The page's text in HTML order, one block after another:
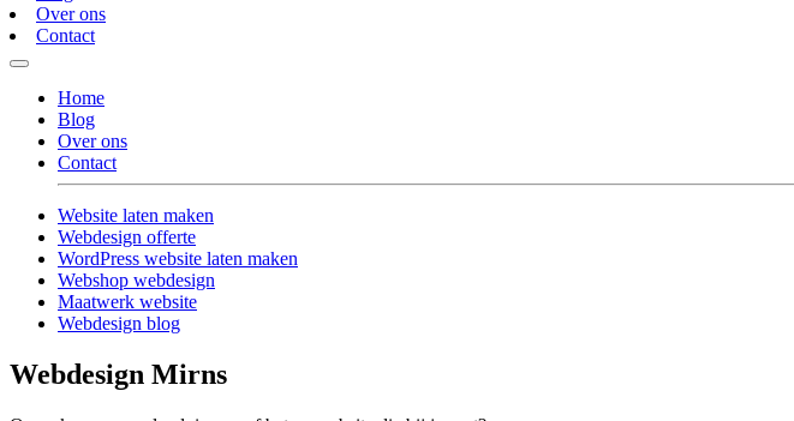
Over ons
Contact
Home
Blog
Over ons
Contact
Website laten maken
Webdesign offerte
WordPress website laten maken
Webshop webdesign
Maatwerk website
Webdesign blog
Webdesign Mirns